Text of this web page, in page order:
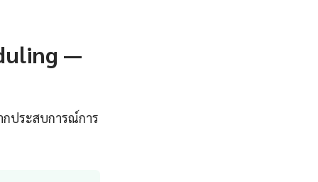
—
กประสบการณ์การ